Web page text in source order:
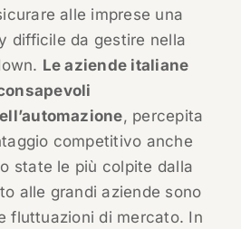
alle imprese una
difficile da gestire nella
Le aziende italiane
, percepita
competitivo anche
state le più colpite dalla
alle grandi aziende sono
fluttuazioni di mercato. In